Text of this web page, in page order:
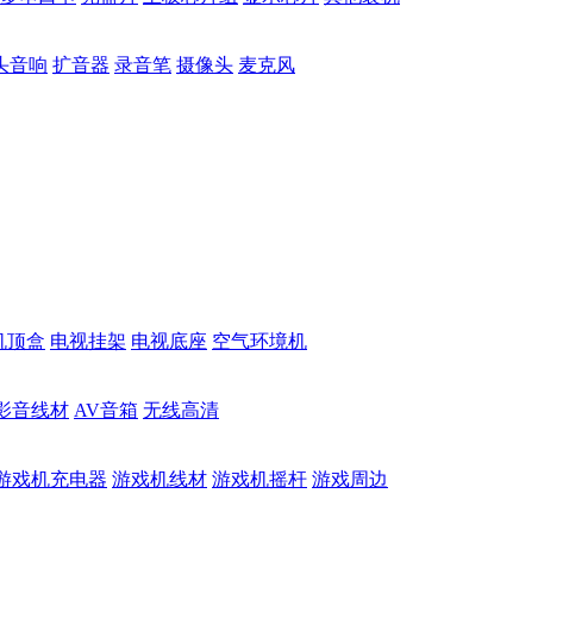
音响 扩音器 录音笔 摄像头 麦克风
顶盒 电视挂架 电视底座 空气环境机
音线材 AV音箱 无线高清
戏机充电器 游戏机线材 游戏机摇杆 游戏周边